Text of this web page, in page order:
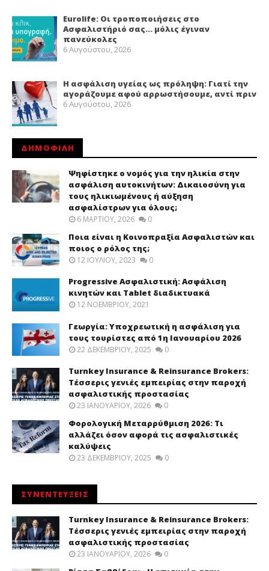
Eurolife: Οι τροποποιήσεις στο
Ασφαλιστήριό σας… μόλις έγιναν
πανεύκολες
6 Αυγούστου, 2026
Η ασφάλιση υγείας ως πρόληψη: Γιατί την
αγοράζουμε αφού αρρωστήσουμε, αντί πριν
6 Αυγούστου, 2026
ΔΗΜΟΦΙΛΗ
Ψηφίστηκε ο νομός για την ηλικία στην
ασφάλιση αυτοκινήτων: Δικαιοσύνη για
τους ηλικιωμένους ή αύξηση
ασφαλίστρων για όλους;
6 ΜΑΡΤΊΟΥ, 2026 0
Ποια είναι η Κοινοπραξία Ασφαλιστών και
ποιος ο ρόλος της;
12 ΙΟΥΛΊΟΥ, 2023 0
Progressive Ασφαλιστική: Ασφάλιση
κινητών και Tablet διαδικτυακά
12 ΝΟΕΜΒΡΊΟΥ, 2021
Γεωργία: Υποχρεωτική η ασφάλιση για
τους τουρίστες από 1η Ιανουαρίου 2026
22 ΔΕΚΕΜΒΡΊΟΥ, 2025 0
Turnkey Insurance & Reinsurance Brokers:
Τέσσερις γενιές εμπειρίας στην παροχή
ασφαλιστικής προστασίας
23 ΙΑΝΟΥΑΡΊΟΥ, 2026 0
Φορολογική Μεταρρύθμιση 2026: Τι
αλλάζει όσον αφορά τις ασφαλιστικές
καλύψεις
23 ΔΕΚΕΜΒΡΊΟΥ, 2025 0
ΣΥΝΕΝΤΕΥΞΕΙΣ
Turnkey Insurance & Reinsurance Brokers:
Τέσσερις γενιές εμπειρίας στην παροχή
ασφαλιστικής προστασίας
23 ΙΑΝΟΥΑΡΊΟΥ, 2026 0